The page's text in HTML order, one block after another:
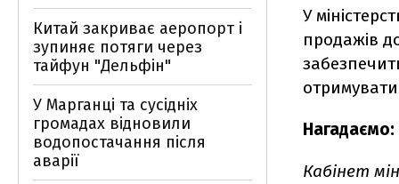
У
продажів
Нагадаємо:
Кабінет
Китай закриває аеропорт і
зупиняє потяги через
тайфун "Дельфін"
У Марганці та сусідніх
громадах відновили
водопостачання після
аварії